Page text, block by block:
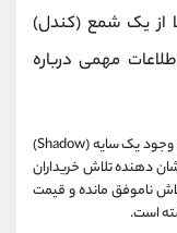
از یک شمع (کندل)
مهمی درباره
مهم ترین ویژگی این الگو، وجود یک سایه (Shadow)
دهنده تلاش خریداران
ناموفق مانده و قیمت
است.